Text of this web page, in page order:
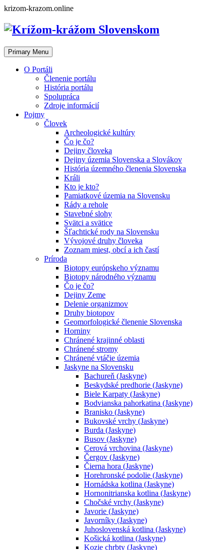
Skip
content
krizom-krazom.online
Primary Menu
O Portáli
Členenie portálu
História portálu
Spolupráca
Zdroje informácií
Pojmy
Človek
Archeologické kultúry
Čo je čo?
Dejiny človeka
Dejiny územia Slovenska a Slovákov
História územného členenia Slovenska
Králi
Kto je kto?
Pamiatkové územia na Slovensku
Rády a rehole
Stavebné slohy
Svätci a svätice
Šľachtické rody na Slovensku
Vývojové druhy človeka
Zoznam miest, obcí a ich častí
Príroda
Biotopy európskeho významu
Biotopy národného významu
Čo je čo?
Dejiny Zeme
Delenie organizmov
Druhy biotopov
Geomorfologické členenie Slovenska
Horniny
Chránené krajinné oblasti
Chránené stromy
Chránené vtáčie územia
Jaskyne na Slovensku
Bachureň (Jaskyne)
Beskydské predhorie (Jaskyne)
Biele Karpaty (Jaskyne)
Bodvianska pahorkatina (Jaskyne)
Branisko (Jaskyne)
Bukovské vrchy (Jaskyne)
Burda (Jaskyne)
Busov (Jaskyne)
Cerová vrchovina (Jaskyne)
Čergov (Jaskyne)
Čierna hora (Jaskyne)
Horehronské podolie (Jaskyne)
Hornádska kotlina (Jaskyne)
Hornonitrianska kotlina (Jaskyne)
Chočské vrchy (Jaskyne)
Javorie (Jaskyne)
Javorníky (Jaskyne)
Juhoslovenská kotlina (Jaskyne)
Košická kotlina (Jaskyne)
Kozie chrbty (Jaskyne)